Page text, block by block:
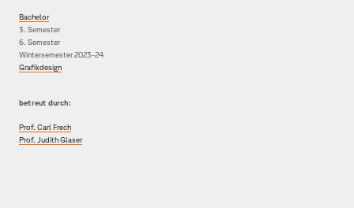
Bachelor
3. Semester
6. Semester
Wintersemester 2023-24
Grafikdesign
betreut durch:
Prof. Carl Frech
Prof. Judith Glaser